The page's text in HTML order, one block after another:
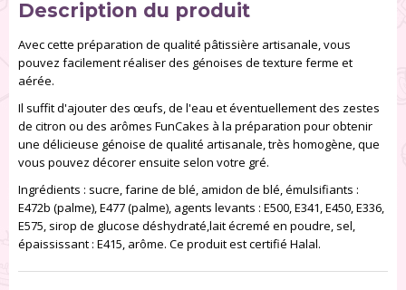
Description du produit
Avec cette préparation de qualité pâtissière artisanale, vous
pouvez facilement réaliser des génoises de texture ferme et
aérée.
Il suffit d'ajouter des œufs, de l'eau et éventuellement des zestes
de citron ou des arômes FunCakes à la préparation pour obtenir
une délicieuse génoise de qualité artisanale, très homogène, que
vous pouvez décorer ensuite selon votre gré.
Ingrédients : sucre, farine de blé, amidon de blé, émulsifiants :
E472b (palme), E477 (palme), agents levants : E500, E341, E450, E336,
E575, sirop de glucose déshydraté,lait écremé en poudre, sel,
épaississant : E415, arôme. Ce produit est certifié Halal.